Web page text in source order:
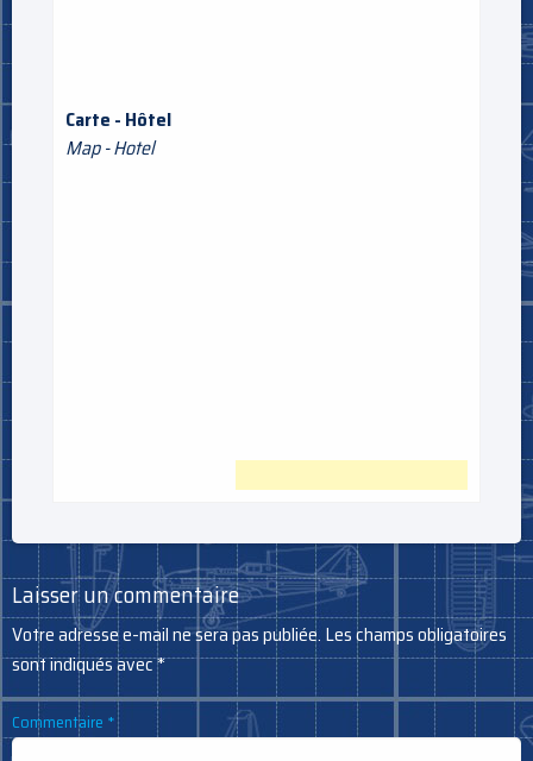
Carte - Hôtel
Map - Hotel
Laisser un commentaire
Votre adresse e-mail ne sera pas publiée. Les champs obligatoires
sont indiqués avec*
Commentaire *